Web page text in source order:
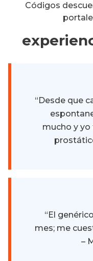
Códigos
“Desde que
mucho y
“El
mes; me
–